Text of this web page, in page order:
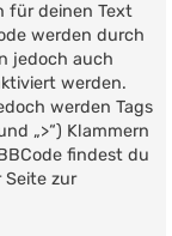
für deinen Text
werden durch
jedoch auch
werden.
werden Tags
„>“) Klammern
findest du
Seite zur